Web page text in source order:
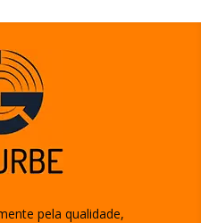
pela qualidade,